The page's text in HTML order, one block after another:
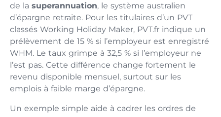
de la superannuation, le système australien
d’épargne retraite. Pour les titulaires d’un PVT
classés Working Holiday Maker, PVT.fr indique un
prélèvement de 15 % si l’employeur est enregistré
WHM. Le taux grimpe à 32,5 % si l’employeur ne
l’est pas. Cette différence change fortement le
revenu disponible mensuel, surtout sur les
emplois à faible marge d’épargne.
Un exemple simple aide à cadrer les ordres de